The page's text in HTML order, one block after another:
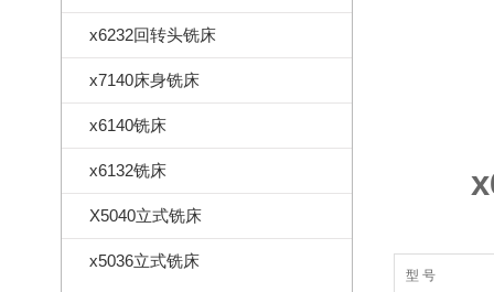
x6232回转头铣床
x7140床身铣床
x6140铣床
x6132铣床
X5040立式铣床
x5036立式铣床
型 号